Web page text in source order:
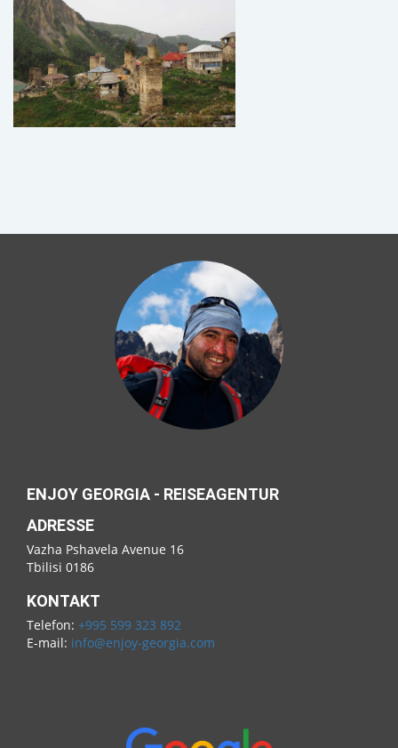
ENJOY GEORGIA - REISEAGENTUR
ADRESSE
Vazha Pshavela Avenue 16
Tbilisi 0186
KONTAKT
Telefon: +995 599 323 892
E-mail: info@enjoy-georgia.com